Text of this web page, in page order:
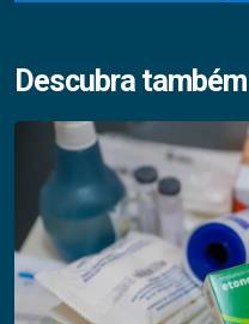
Descubra também